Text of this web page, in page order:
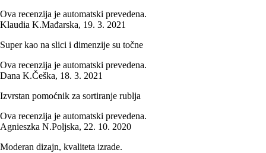
Ova recenzija je automatski prevedena.
Klaudia K.Mađarska, 19. 3. 2021
Super kao na slici i dimenzije su točne
Ova recenzija je automatski prevedena.
Dana K.Češka, 18. 3. 2021
Izvrstan pomoćnik za sortiranje rublja
Ova recenzija je automatski prevedena.
Agnieszka N.Poljska, 22. 10. 2020
Moderan dizajn, kvaliteta izrade.